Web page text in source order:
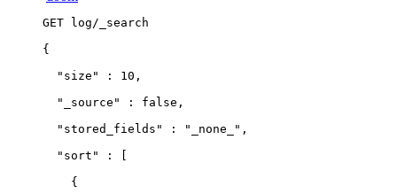
GET log/_search
{
  "size" : 10,
  "_source" : false,
  "stored_fields" : "_none_",
  "sort" :
[
    {